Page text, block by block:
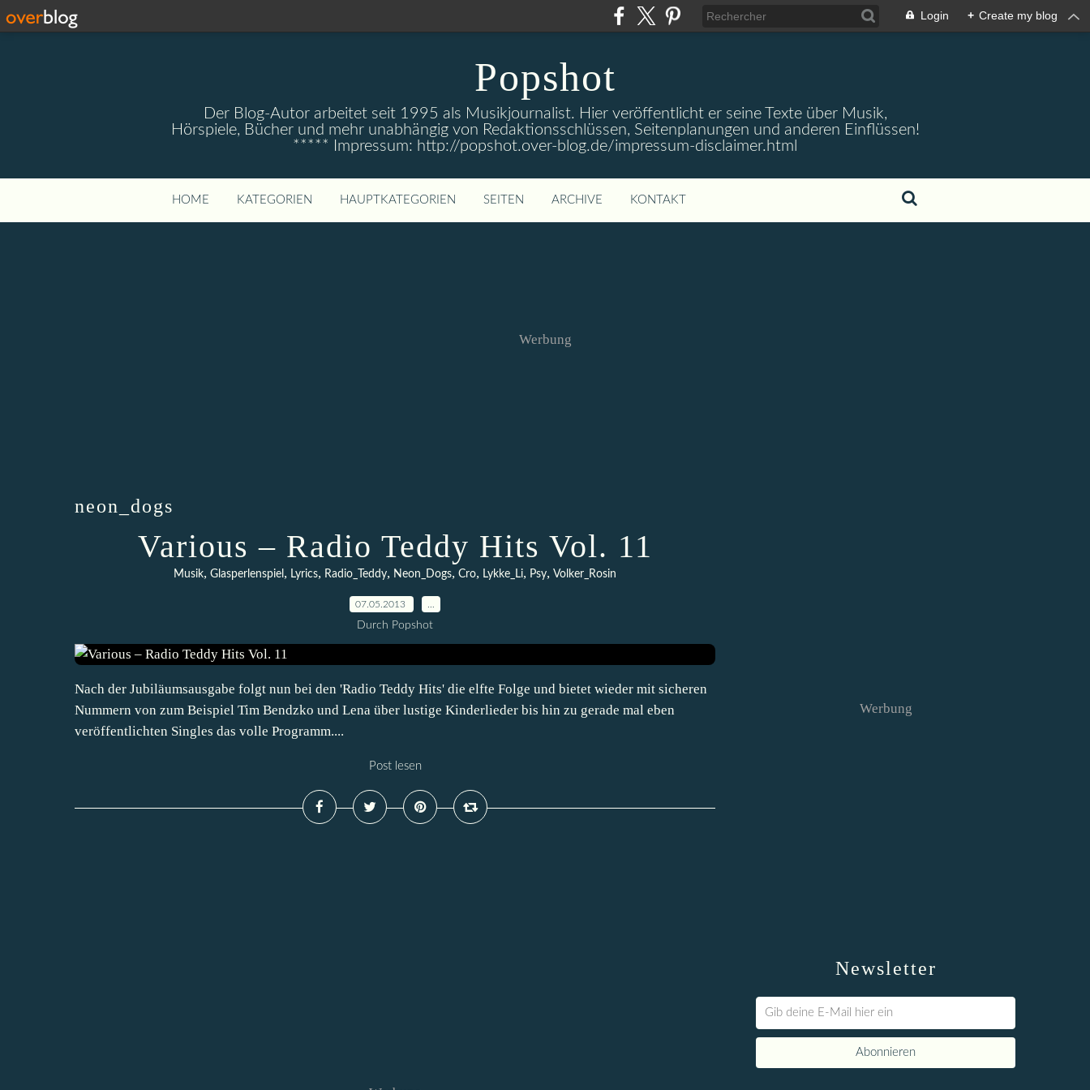
Login + Create my blog
Popshot
Der Blog-Autor arbeitet seit 1995 als Musikjournalist. Hier veröffentlicht er seine Texte über Musik,
Hörspiele, Bücher und mehr unabhängig von Redaktionsschlüssen, Seitenplanungen und anderen Einflüssen!
***** Impressum: http://popshot.over-blog.de/impressum-disclaimer.html
HOME KATEGORIEN HAUPTKATEGORIEN SEITEN ARCHIVE KONTAKT
Werbung
neon_dogs
Various – Radio Teddy Hits Vol. 11
Musik, Glasperlenspiel , Lyrics, Radio_Teddy, Neon_Dogs, Cro, Lykke_Li, Psy, Volker_Rosin
07.05.2013
Durch Popshot
Nach der Jubiläumsausgabe folgt nun bei den 'Radio Teddy Hits' die elfte Folge und bietet wieder mit sicheren
Nummern von zum Beispiel Tim Bendzko und Lena über lustige Kinderlieder bis hin zu gerade mal eben
veröffentlichten Singles das volle Programm....
Post lesen
Newsletter
Werbung